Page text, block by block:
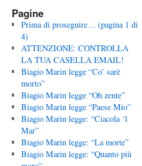
Pagine
Prima di proseguire… (pagina 1 di
4)
ATTENZIONE: CONTROLLA
LA TUA CASELLA EMAIL!
Biagio Marin legge “Co’ sarè
morto”
Biagio Marin legge “Oh zente”
Biagio Marin legge “Paese Mio”
Biagio Marin legge: “Ciacola ‘l
Mar”
Biagio Marin legge: “La morte”
Biagio Marin legge: “Quanto più